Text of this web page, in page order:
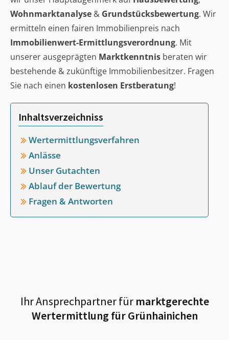
Wohnmarktanalyse & Grundstücksbewertung. Wir
ermitteln einen fairen Immobilienpreis nach
Immobilienwert-Ermittlungsverordnung. Mit
unserer ausgeprägten Marktkenntnis beraten wir
bestehende & zukünftige Immobilienbesitzer. Fragen
Sie nach einen kostenlosen Erstberatung!
Inhaltsverzeichniss
Wertermittlungsverfahren
Anlässe
Unser Gutachten
Ablauf der Bewertung
Fragen & Antworten
Ihr Ansprechpartner fürmarktgerechte
Wertermittlung fürGrünhainichen